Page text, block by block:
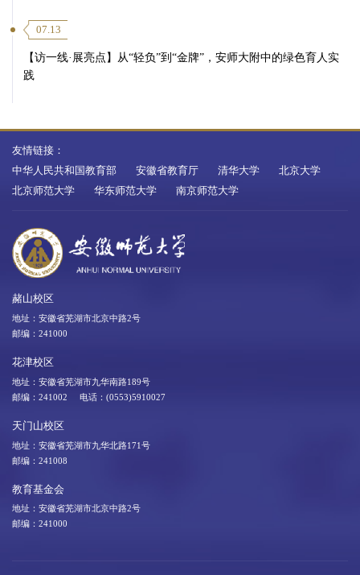
07.13
【访一线·展亮点】从“轻负”到“金牌”，安师大附中的绿色育人实
践
友情链接：
中华人民共和国教育部
安徽省教育厅 清华大学
北京大学
北京师范大学
华东师范大学 南京师范大学
赭山校区
地址：安徽省芜湖市北京中路2号
邮编：241000
花津校区
地址：安徽省芜湖市九华南路189号
邮编：241002 电话：(0553)5910027
天门山校区
地址：安徽省芜湖市九华北路171号
邮编：241008
教育基金会
地址：安徽省芜湖市北京中路2号
邮编：241000